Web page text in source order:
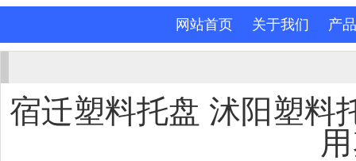
网站首页 关于我们 产
宿迁塑料托盘 沭阳塑料